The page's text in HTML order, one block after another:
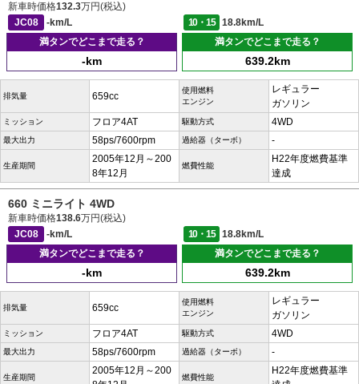
新車時価格132.3万円(税込)
JC08
-km/L 10・15
18.8km/L
満タンでどこまで走る？
-km
満タンでどこまで走る？
639.2km
排気量 659cc
使用燃料
エンジン
レギュラー
ガソリン
ミッション フロア4AT 駆動方式 4WD
最大出力 58ps/7600rpm 過給器（ターボ） -
生産期間
2005年12月～200
8年12月
燃費性能
H22年度燃費基準
達成
660 ミニライト 4WD
新車時価格138.6万円(税込)
JC08
-km/L 10・15
18.8km/L
満タンでどこまで走る？
-km
満タンでどこまで走る？
639.2km
排気量 659cc
使用燃料
エンジン
レギュラー
ガソリン
ミッション フロア4AT 駆動方式 4WD
最大出力 58ps/7600rpm 過給器（ターボ） -
生産期間
2005年12月～200
燃費性能
H22年度燃費基準